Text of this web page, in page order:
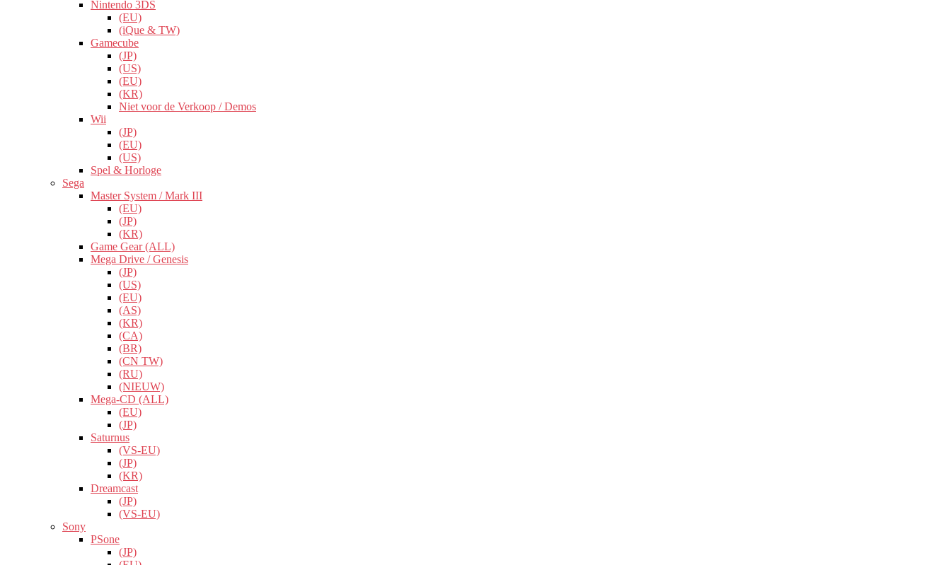
Nintendo 3DS
(EU)
(iQue & TW)
Gamecube
(JP)
(US)
(EU)
(KR)
Niet voor de Verkoop / Demos
Wii
(JP)
(EU)
(US)
Spel & Horloge
Sega
Master System / Mark III
(EU)
(JP)
(KR)
Game Gear (ALL)
Mega Drive / Genesis
(JP)
(US)
(EU)
(AS)
(KR)
(CA)
(BR)
(CN TW)
(RU)
(NIEUW)
Mega-CD (ALL)
(EU)
(JP)
Saturnus
(VS-EU)
(JP)
(KR)
Dreamcast
(JP)
(VS-EU)
Sony
PSone
(JP)